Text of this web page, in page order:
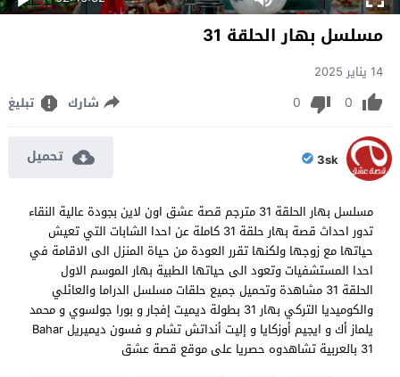
مسلسل بهار الحلقة 31
14 يناير 2025
0
0 شارك تبليغ
3sk تحميل
مسلسل بهار الحلقة 31 مترجم قصة عشق اون لاين بجودة عالية النقاء
تدور احداث قصة بهار حلقة 31 كاملة عن احدا الشابات التي تعيش
حياتها مع زوجها ولكنها تقرر العودة من حياة المنزل الى الاقامة في
احدا المستشفيات وتعود الى حياتها الطبية بهار الموسم الاول
الحلقة 31 مشاهدة وتحميل جميع حلقات مسلسل الدراما والعائلي
والكوميديا التركي بهار 31 بطولة ديميت إفجار و بورا جولسوي و محمد
يلماز أك و ايجيم أوزكايا و إليت أنداتش تشام و فسون ديميريل Bahar
31 بالعربية تشاهدوه حصريا على موقع قصة عشق